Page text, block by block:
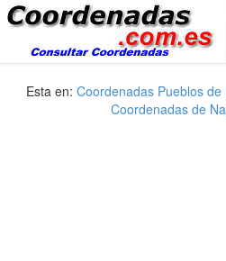
Esta en: Coordenadas Pueblos
Coordenadas de